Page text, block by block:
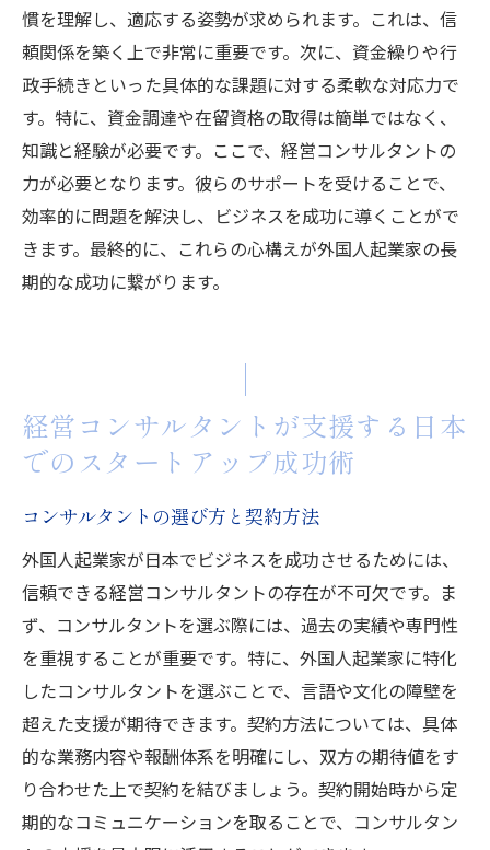
慣を理解し、適応する姿勢が求められます。これは、信
頼関係を築く上で非常に重要です。次に、資金繰りや行
政手続きといった具体的な課題に対する柔軟な対応力で
す。特に、資金調達や在留資格の取得は簡単ではなく、
知識と経験が必要です。ここで、経営コンサルタントの
力が必要となります。彼らのサポートを受けることで、
効率的に問題を解決し、ビジネスを成功に導くことがで
きます。最終的に、これらの心構えが外国人起業家の長
期的な成功に繋がります。
経営コンサルタントが支援する日本
でのスタートアップ成功術
コンサルタントの選び方と契約方法
外国人起業家が日本でビジネスを成功させるためには、
信頼できる経営コンサルタントの存在が不可欠です。ま
ず、コンサルタントを選ぶ際には、過去の実績や専門性
を重視することが重要です。特に、外国人起業家に特化
したコンサルタントを選ぶことで、言語や文化の障壁を
超えた支援が期待できます。契約方法については、具体
的な業務内容や報酬体系を明確にし、双方の期待値をす
り合わせた上で契約を結びましょう。契約開始時から定
期的なコミュニケーションを取ることで、コンサルタン